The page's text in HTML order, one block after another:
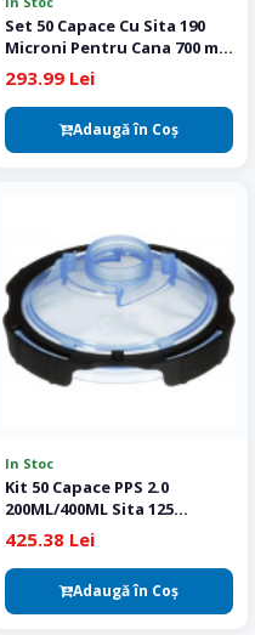
Set 50 Capace Cu Sita 190
Microni Pentru Cana 700 ml
si PPS Colad
293.99 Lei
Adaugă în Coş
In Stoc
Kit 50 Capace PPS 2.0
200ML/400ML Sita 125
Microni 3M
425.38 Lei
Adaugă în Coş